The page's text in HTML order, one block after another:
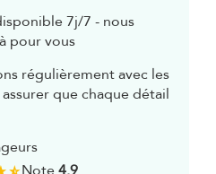
7j/7 - nous
pour vous
régulièrement avec les
que chaque détail